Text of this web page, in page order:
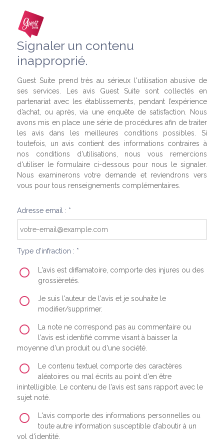
Signaler un contenu
inapproprié.
Guest Suite prend très au sérieux l'utilisation abusive de
ses services. Les avis Guest Suite sont collectés en
partenariat avec les établissements, pendant l’expérience
d’achat, ou après, via une enquête de satisfaction. Nous
avons mis en place une série de procédures afin de traiter
les avis dans les meilleures conditions possibles. Si
toutefois, un avis contient des informations contraires à
nos conditions d'utilisations, nous vous remercions
d'utiliser le formulaire ci-dessous pour nous le signaler.
Nous examinerons votre demande et reviendrons vers
vous pour tous renseignements complémentaires.
Adresse email : *
Type d'infraction : *
L'avis est diffamatoire, comporte des injures ou des
grossièretés.
Je suis l'auteur de l'avis et je souhaite le
modifier/supprimer.
La note ne correspond pas au commentaire ou
l'avis est identifié comme visant à baisser la
moyenne d'un produit ou d'une société.
Le contenu textuel comporte des caractères
aléatoires ou mal écrits au point d'en être
inintelligible. Le contenu de l'avis est sans rapport avec le
sujet noté.
L'avis comporte des informations personnelles ou
toute autre information susceptible d'aboutir à un
vol d'identité.